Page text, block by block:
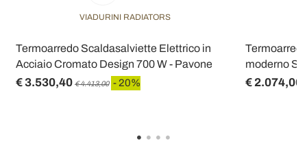
VIADURINI RADIATORS
Termoarredo Scaldasalviette Elettrico in
Acciaio Cromato Design 700 W - Pavone
€ 3.530,40 € 4.413,00 - 20%
moderno
€ 2.074,00